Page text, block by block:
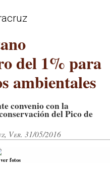
del 1% para
ambientales
convenio con la
del Pico de
Ver. 31/05/2016
fotos